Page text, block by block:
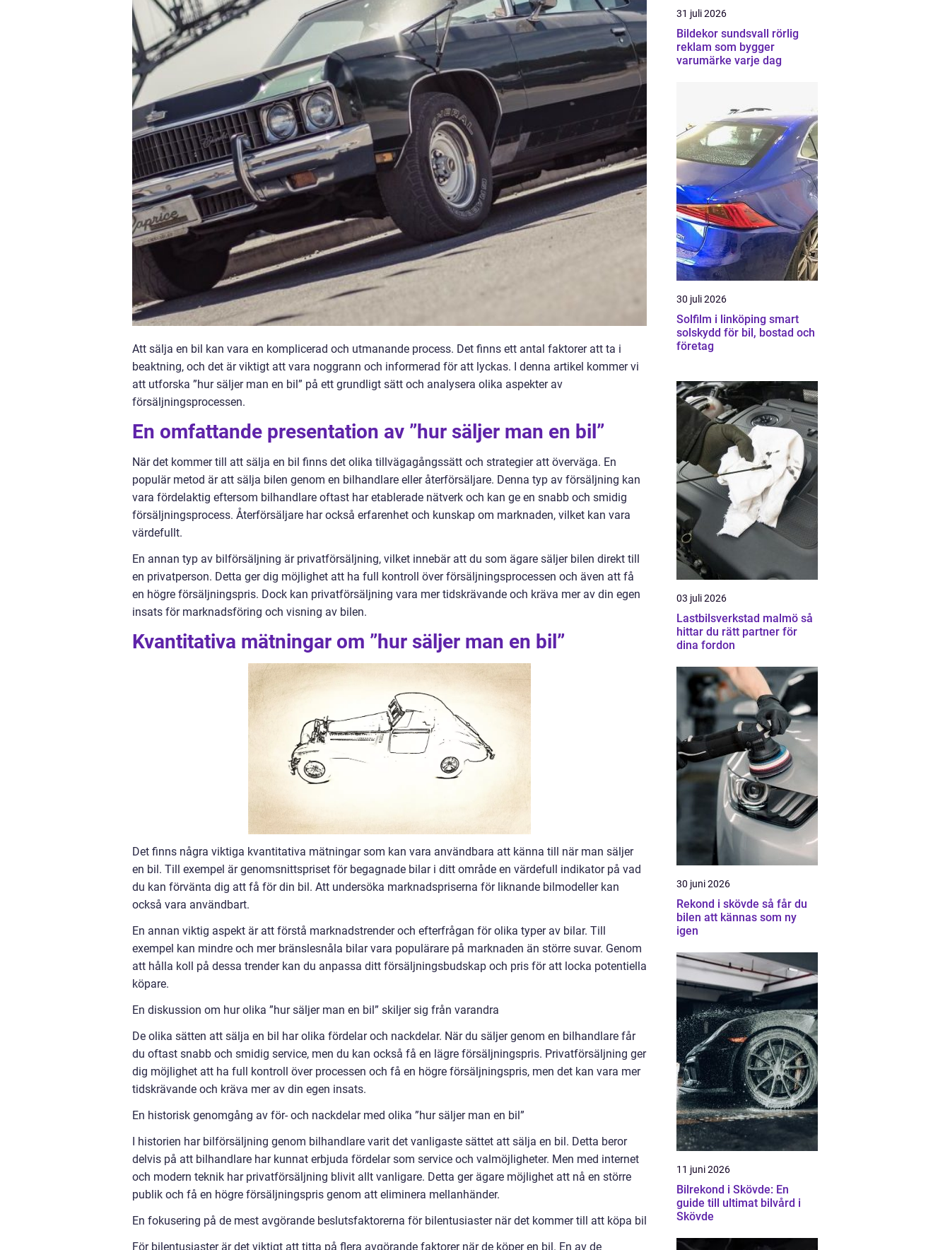
Att sälja en bil kan vara en komplicerad och utmanande process. Det finns ett antal faktorer att ta i
beaktning, och det är viktigt att vara noggrann och informerad för att lyckas. I denna artikel kommer vi
att utforska ”hur säljer man en bil” på ett grundligt sätt och analysera olika aspekter av
försäljningsprocessen.
En omfattande presentation av ”hur säljer man en bil”
När det kommer till att sälja en bil finns det olika tillvägagångssätt och strategier att överväga. En
populär metod är att sälja bilen genom en bilhandlare eller återförsäljare. Denna typ av försäljning kan
vara fördelaktig eftersom bilhandlare oftast har etablerade nätverk och kan ge en snabb och smidig
försäljningsprocess. Återförsäljare har också erfarenhet och kunskap om marknaden, vilket kan vara
värdefullt.
En annan typ av bilförsäljning är privatförsäljning, vilket innebär att du som ägare säljer bilen direkt till
en privatperson. Detta ger dig möjlighet att ha full kontroll över försäljningsprocessen och även att få
en högre försäljningspris. Dock kan privatförsäljning vara mer tidskrävande och kräva mer av din egen
insats för marknadsföring och visning av bilen.
Kvantitativa mätningar om ”hur säljer man en bil”
Det finns några viktiga kvantitativa mätningar som kan vara användbara att känna till när man säljer
en bil. Till exempel är genomsnittspriset för begagnade bilar i ditt område en värdefull indikator på vad
du kan förvänta dig att få för din bil. Att undersöka marknadspriserna för liknande bilmodeller kan
också vara användbart.
En annan viktig aspekt är att förstå marknadstrender och efterfrågan för olika typer av bilar. Till
exempel kan mindre och mer bränslesnåla bilar vara populärare på marknaden än större suvar. Genom
att hålla koll på dessa trender kan du anpassa ditt försäljningsbudskap och pris för att locka potentiella
köpare.
En diskussion om hur olika ”hur säljer man en bil” skiljer sig från varandra
De olika sätten att sälja en bil har olika fördelar och nackdelar. När du säljer genom en bilhandlare får
du oftast snabb och smidig service, men du kan också få en lägre försäljningspris. Privatförsäljning ger
dig möjlighet att ha full kontroll över processen och få en högre försäljningspris, men det kan vara mer
tidskrävande och kräva mer av din egen insats.
En historisk genomgång av för- och nackdelar med olika ”hur säljer man en bil”
I historien har bilförsäljning genom bilhandlare varit det vanligaste sättet att sälja en bil. Detta beror
delvis på att bilhandlare har kunnat erbjuda fördelar som service och valmöjligheter. Men med internet
och modern teknik har privatförsäljning blivit allt vanligare. Detta ger ägare möjlighet att nå en större
publik och få en högre försäljningspris genom att eliminera mellanhänder.
En fokusering på de mest avgörande beslutsfaktorerna för bilentusiaster när det kommer till att köpa bil
För bilentusiaster är det viktigt att titta på flera avgörande faktorer när de köper en bil. En av de
31 juli 2026
Bildekor sundsvall rörlig
reklam som bygger
varumärke varje dag
30 juli 2026
Solfilm i linköping smart
solskydd för bil, bostad och
företag
03 juli 2026
Lastbilsverkstad malmö så
hittar du rätt partner för
dina fordon
30 juni 2026
Rekond i skövde så får du
bilen att kännas som ny
igen
11 juni 2026
Bilrekond i Skövde: En
guide till ultimat bilvård i
Skövde